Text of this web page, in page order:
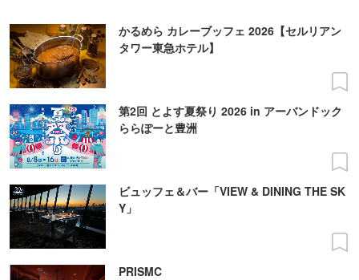
かるめら カレーブッフェ 2026【セルリアン
タワー東急ホテル】
第2回 とよす夏祭り 2026 in アーバンドック
ららぽーと豊洲
ビュッフェ＆バー「VIEW & DINING THE SK
Y」
PRISMC